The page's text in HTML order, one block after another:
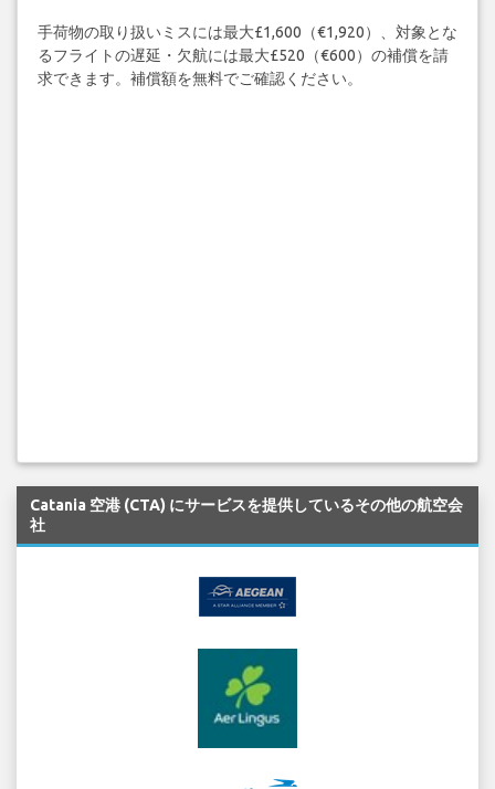
手荷物の取り扱いミスには最大£1,600（€1,920）、対象とな
るフライトの遅延・欠航には最大£520（€600）の補償を請
求できます。補償額を無料でご確認ください。
Catania 空港 (CTA) にサービスを提供しているその他の航空会
社